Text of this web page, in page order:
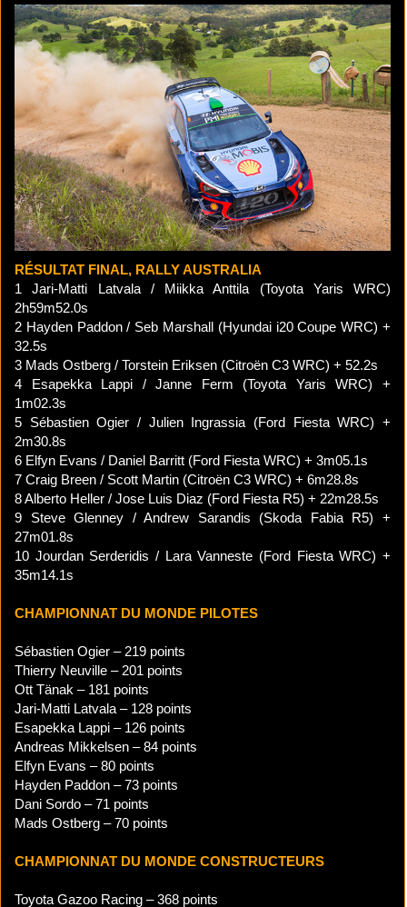
RÉSULTAT FINAL, RALLY AUSTRALIA
1 Jari-Matti Latvala / Miikka Anttila (Toyota Yaris WRC)
2h59m52.0s
2 Hayden Paddon / Seb Marshall (Hyundai i20 Coupe WRC) +
32.5s
3 Mads Ostberg / Torstein Eriksen (Citroën C3 WRC) + 52.2s
4 Esapekka Lappi / Janne Ferm (Toyota Yaris WRC) +
1m02.3s
5 Sébastien Ogier / Julien Ingrassia (Ford Fiesta WRC) +
2m30.8s
6 Elfyn Evans / Daniel Barritt (Ford Fiesta WRC) + 3m05.1s
7 Craig Breen / Scott Martin (Citroën C3 WRC) + 6m28.8s
8 Alberto Heller / Jose Luis Diaz (Ford Fiesta R5) + 22m28.5s
9 Steve Glenney / Andrew Sarandis (Skoda Fabia R5) +
27m01.8s
10 Jourdan Serderidis / Lara Vanneste (Ford Fiesta WRC) +
35m14.1s
CHAMPIONNAT DU MONDE PILOTES
Sébastien Ogier – 219 points
Thierry Neuville – 201 points
Ott Tänak – 181 points
Jari-Matti Latvala – 128 points
Esapekka Lappi – 126 points
Andreas Mikkelsen – 84 points
Elfyn Evans – 80 points
Hayden Paddon – 73 points
Dani Sordo – 71 points
Mads Ostberg – 70 points
CHAMPIONNAT DU MONDE CONSTRUCTEURS
Toyota Gazoo Racing – 368 points